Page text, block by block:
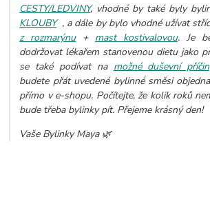
CESTY/LEDVINY, vhodné by také byly
KLOUBY, a dále by bylo vhodné užívat
z rozmarýnu+ mast kostivalovou. Je
dodržovat lékařem stanovenou dietu jako
se také podívat na možné duševní
budete přát uvedené bylinné směsi
přímo v e-shopu. Počítejte, že kolik roků
bude třeba bylinky pít. Přejeme krásný den!
Vaše Bylinky Maya 🌿